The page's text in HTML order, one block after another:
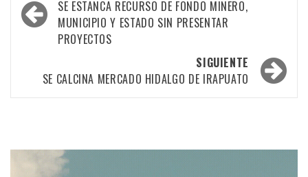
por
las
SE ESTANCA RECURSO DE FONDO MINERO,
MUNICIPIO Y ESTADO SIN PRESENTAR
PROYECTOS
SIGUIENTE
SE CALCINA MERCADO HIDALGO DE IRAPUATO